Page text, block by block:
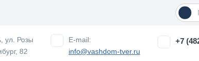
ул. Розы
82
E-mail:
info@vashdom-tver.ru
+7